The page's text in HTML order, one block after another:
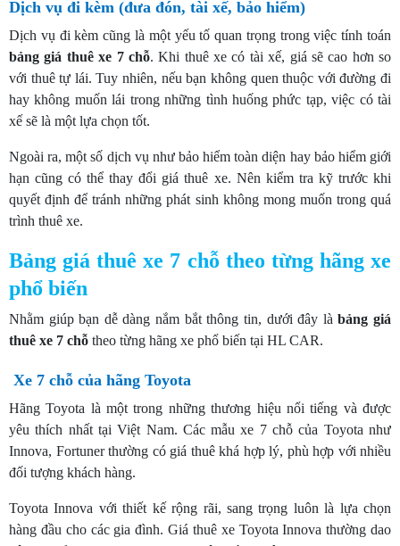
Dịch vụ đi kèm (đưa đón, tài xế, bảo hiểm)
Dịch vụ đi kèm cũng là một yếu tố quan trọng trong việc tính toán
bảng giá thuê xe 7 chỗ. Khi thuê xe có tài xế, giá sẽ cao hơn so
với thuê tự lái. Tuy nhiên, nếu bạn không quen thuộc với đường đi
hay không muốn lái trong những tình huống phức tạp, việc có tài
xế sẽ là một lựa chọn tốt.
Ngoài ra, một số dịch vụ như bảo hiểm toàn diện hay bảo hiểm giới
hạn cũng có thể thay đổi giá thuê xe. Nên kiểm tra kỹ trước khi
quyết định để tránh những phát sinh không mong muốn trong quá
trình thuê xe.
Bảng giá thuê xe 7 chỗ theo từng hãng xe
phổ biến
Nhằm giúp bạn dễ dàng nắm bắt thông tin, dưới đây làbảng giá
thuê xe 7 chỗ theo từng hãng xe phổ biến tại HL CAR.
Xe 7 chỗ của hãng Toyota
Hãng Toyota là một trong những thương hiệu nổi tiếng và được
yêu thích nhất tại Việt Nam. Các mẫu xe 7 chỗ của Toyota như
Innova, Fortuner thường có giá thuê khá hợp lý, phù hợp với nhiều
đối tượng khách hàng.
Toyota Innova với thiết kế rộng rãi, sang trọng luôn là lựa chọn
hàng đầu cho các gia đình. Giá thuê xe Toyota Innova thường dao